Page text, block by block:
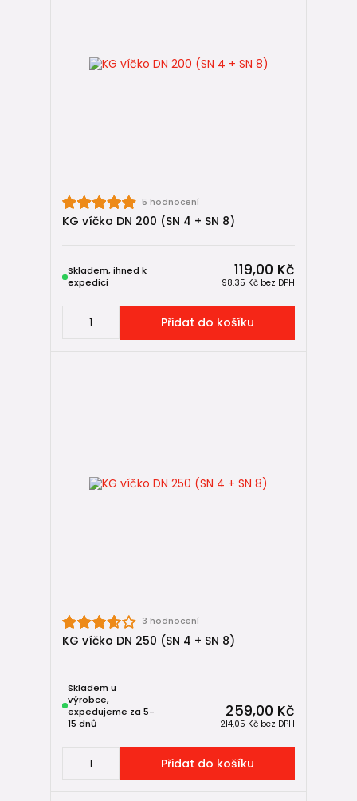
5 hodnocení
KG víčko DN 200 (SN 4 + SN 8)
119,00 Kč
98,35 Kč bez DPH
Skladem, ihned k
expedici
Přidat do košíku
3 hodnocení
KG víčko DN 250 (SN 4 + SN 8)
259,00 Kč
214,05 Kč bez DPH
Skladem u
výrobce,
expedujeme za 5-
15 dnů
Přidat do košíku